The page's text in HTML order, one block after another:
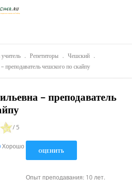
. Репетиторы . Чешский .
преподаватель чешского по скайпу
– преподаватель
/ 5
Хорошо
Опыт преподавания: 10 лет.